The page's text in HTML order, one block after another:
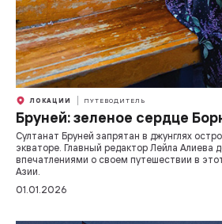
ЛОКАЦИИ ПУТЕВОДИТЕЛЬ
Бруней: зеленое сердце
Султанат Бруней запрятан в джунглях
экваторе. Главный редактор Лейла Алиева
впечатлениями о своем путешествии в
Азии.
01.01.2026